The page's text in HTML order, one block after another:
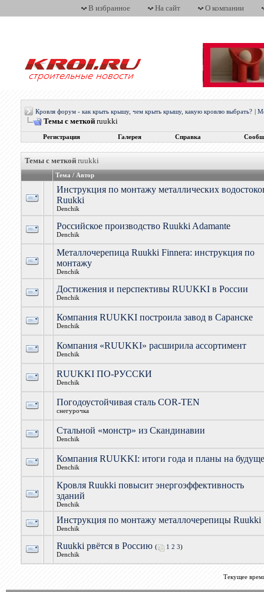
В избранное На сайт О компании
Кровля форум - как крыть крышу, чем крыть крышу, какую кровлю выбрать?
Темы с меткой ruukki
Регистрация Галерея Справка
Темы с меткой ruukki
Тема / Автор
Инструкция по монтажу металлических
Ruukki
Denchik
Российское производство Ruukki Adamante
Denchik
Металлочерепица Ruukki Finnera: инструкция по
монтажу
Denchik
Достижения и перспективы RUUKKI в России
Denchik
Компания RUUKKI построила завод в Саранске
Denchik
Компания «RUUKKI» расширила ассортимент
Denchik
RUUKKI ПО-РУССКИ
Denchik
Погодоустойчивая сталь COR-TEN
снегурочка
Стальной «монстр» из Скандинавии
Denchik
Компания RUUKKI: итоги года и планы на
Denchik
Кровля Ruukki повысит энергоэффективность
зданий
Denchik
Инструкция по монтажу металлочерепицы Ruukki
Denchik
Ruukki рвётся в Россию ( 1 2 3)
Denchik
Текущее